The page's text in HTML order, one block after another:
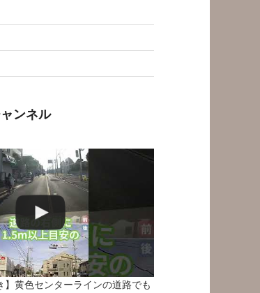
ンネル
】黄色センターラインの道路でも